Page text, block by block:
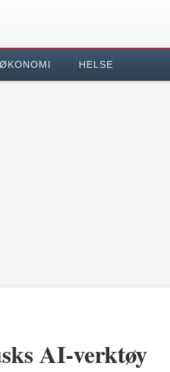
ØKONOMI HELSE
AI-verktøy